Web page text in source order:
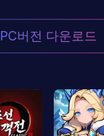
PC버전 다운로드